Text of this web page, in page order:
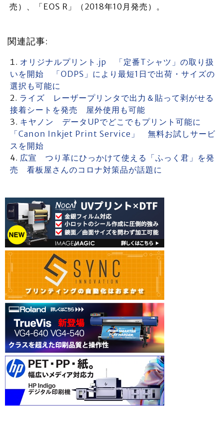
売）、「EOS R」（2018年10月発売）。
関連記事:
オリジナルプリント.jp 「定番Tシャツ」の取り扱
いを開始 「ODPS」により最短1日で出荷・サイズの
選択も可能に
ライズ レーザープリンタで出力＆貼って剥がせる
接着シートを発売 屋外使用も可能
キヤノン データUPでどこでもプリント可能に
「Canon Inkjet Print Service」 無料お試しサービ
スを開始
広宣 つり革にひっかけて使える「ふっく君」を発
売 看板屋さんのコロナ対策品が話題に